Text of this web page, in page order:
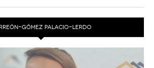
GÓMEZ PALACIO-LERDO